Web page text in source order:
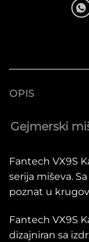
OPIS
Gejmerski
Fantech VX9S
serija miševa.
poznat u
Fantech VX9S
dizajniran sa